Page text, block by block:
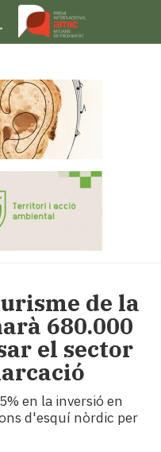
de la
680.000
el sector
en la inversió en
d'esquí nòrdic per